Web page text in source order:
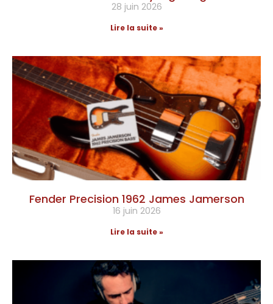
28 juin 2026
Lire la suite »
Fender Precision 1962 James Jamerson
16 juin 2026
Lire la suite »